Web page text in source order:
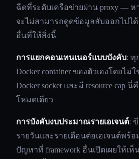
ฉีดที่ระดับเครือข่ายผ่าน proxy — ห
จะไม่สามารถดูดข้อมูลลับออกไปได้
อื่นที่ให้สิ่งนี้
การแยกคอนเทนเนอร์แบบบังคับ: ทุ
Docker container ของตัวเองโดยไม่
Docker socket และมี resource cap
โหมดเดียว
การบังคับงบประมาณรายเอเจนต์:
รายวันและรายเดือนต่อเอเจนต์พร้
ปัญหาที่ framework อื่นเปิดเผยให้เ